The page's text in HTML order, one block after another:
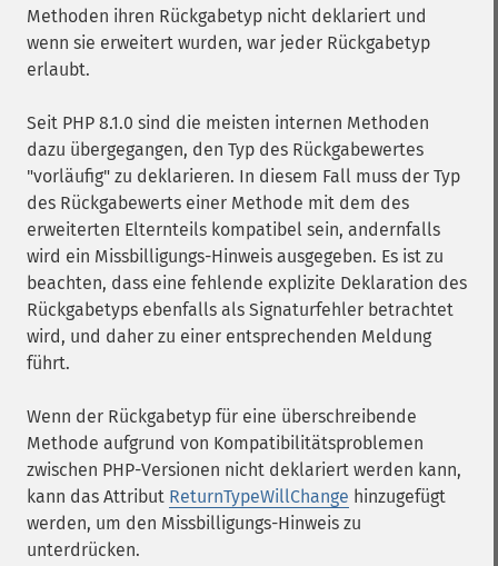
Methoden ihren Rückgabetyp nicht deklariert und
wenn sie erweitert wurden, war jeder Rückgabetyp
erlaubt.
Seit PHP 8.1.0 sind die meisten internen Methoden
dazu übergegangen, den Typ des Rückgabewertes
"vorläufig" zu deklarieren. In diesem Fall muss der Typ
des Rückgabewerts einer Methode mit dem des
erweiterten Elternteils kompatibel sein, andernfalls
wird ein Missbilligungs-Hinweis ausgegeben. Es ist zu
beachten, dass eine fehlende explizite Deklaration des
Rückgabetyps ebenfalls als Signaturfehler betrachtet
wird, und daher zu einer entsprechenden Meldung
führt.
Wenn der Rückgabetyp für eine überschreibende
Methode aufgrund von Kompatibilitätsproblemen
zwischen PHP-Versionen nicht deklariert werden kann,
kann das Attribut ReturnTypeWillChange hinzugefügt
werden, um den Missbilligungs-Hinweis zu
unterdrücken.